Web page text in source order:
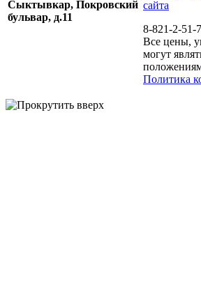
Сыктывкар, Покровский
бульвар, д.11
сайта
8-821-2-51-
Все цены,
могут
Политика